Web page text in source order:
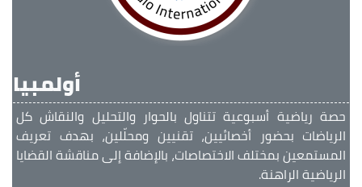
أولمبيا
حصة رياضية أسبوعية تتناول بالحوار والتحليل والنقاش كل
الرياضات بحضور أخصائيين، تقنيين ومحلّلين، بهدف تعريف
المستمعين بمختلف الاختصاصات، بالإضافة إلى مناقشة القضايا
الرياضية الراهنة.